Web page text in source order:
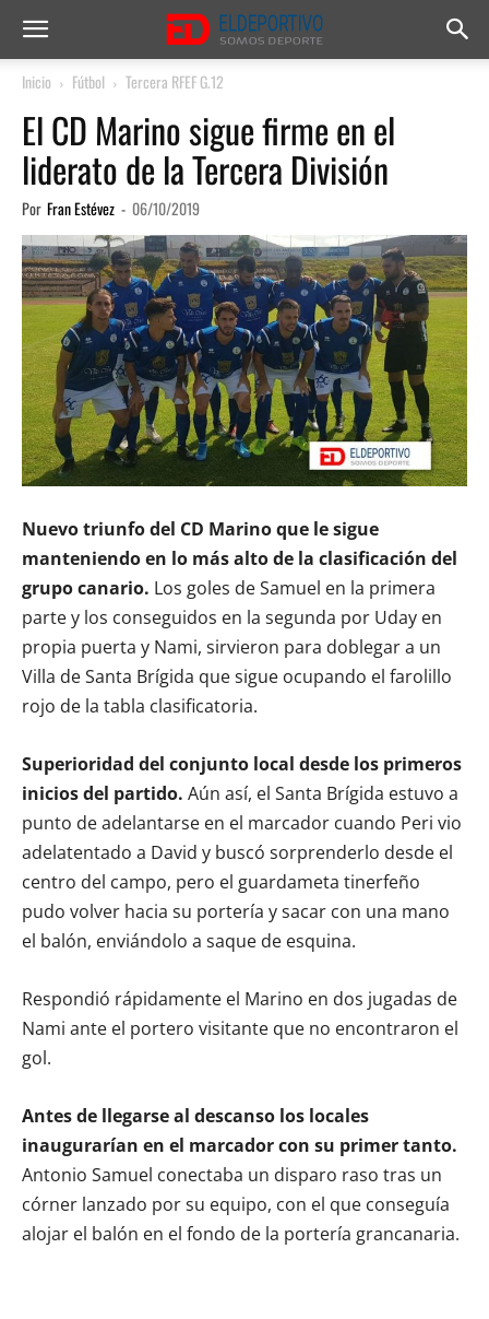
Inicio Fútbol Tercera RFEF G.12
El CD Marino sigue firme en el
liderato de la Tercera División
Por Fran Estévez - 06/10/2019
Nuevo triunfo del CD Marino que le sigue
manteniendo en lo más alto de la clasificación del
grupo canario. Los goles de Samuel en la primera
parte y los conseguidos en la segunda por Uday en
propia puerta y Nami, sirvieron para doblegar a un
Villa de Santa Brígida que sigue ocupando el farolillo
rojo de la tabla clasificatoria.
Superioridad del conjunto local desde los primeros
inicios del partido. Aún así, el Santa Brígida estuvo a
punto de adelantarse en el marcador cuando Peri vio
adelatentado a David y buscó sorprenderlo desde el
centro del campo, pero el guardameta tinerfeño
pudo volver hacia su portería y sacar con una mano
el balón, enviándolo a saque de esquina.
Respondió rápidamente el Marino en dos jugadas de
Nami ante el portero visitante que no encontraron el
gol.
Antes de llegarse al descanso los locales
inaugurarían en el marcador con su primer tanto.
Antonio Samuel conectaba un disparo raso tras un
córner lanzado por su equipo, con el que conseguía
alojar el balón en el fondo de la portería grancanaria.